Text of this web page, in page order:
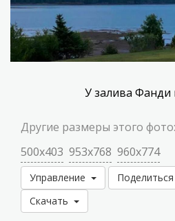
У залива Фанди
Другие размеры этого фото:
500x403 953x768 960x774
Управление
Поделиться
Скачать